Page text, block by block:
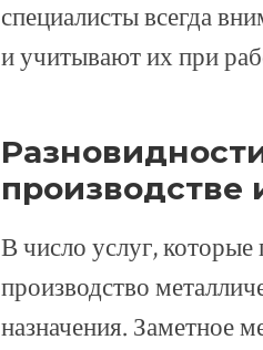
специалисты всегда
и учитывают их при
производстве
В число услуг,
производство
назначения. Заметное